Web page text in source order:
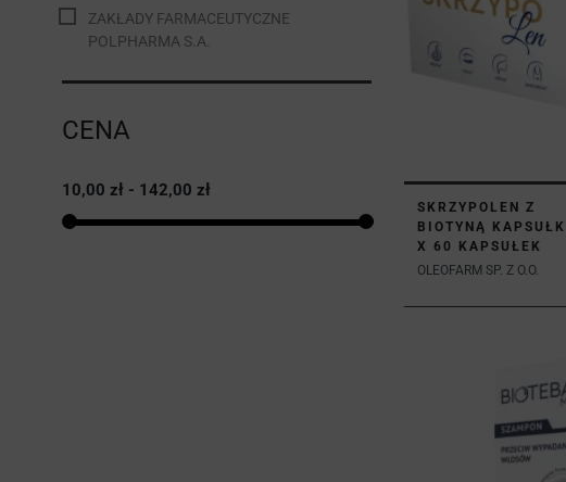
ZAKŁADY FARMACEUTYCZNE
POLPHARMA S.A.
CENA
10,00 zł - 142,00 zł
SKRZYPOLEN Z
BIOTYNĄ KAPSUŁKI
X 60 KAPSUŁEK
OLEOFARM SP. Z O.O.